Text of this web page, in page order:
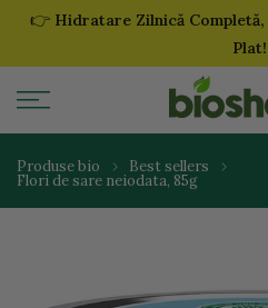
Sari
👉 Hidratare Zilnică
Plat!
Produse bio Best sellers
Flori de sare neiodata, 85g